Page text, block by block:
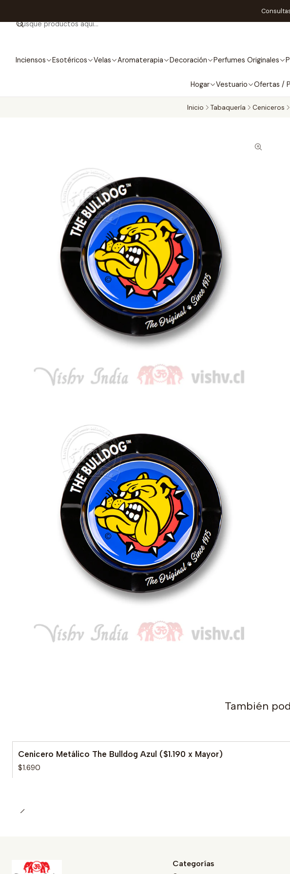
Inciensos Esotéricos Velas Aromaterapia Decoración Perfumes Originales
Hogar Vestuario Ofertas /
Inicio Tabaquería Ceniceros
También
Cenicero Metálico The Bulldog Azul ($1.190 x Mayor)
$1.690
Categorías